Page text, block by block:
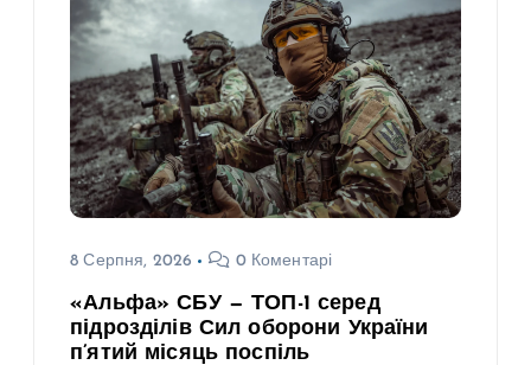
8 Серпня, 2026 0 Коментарі
«Альфа» СБУ — ТОП-1 серед
підрозділів Сил оборони України
п’ятий місяць поспіль